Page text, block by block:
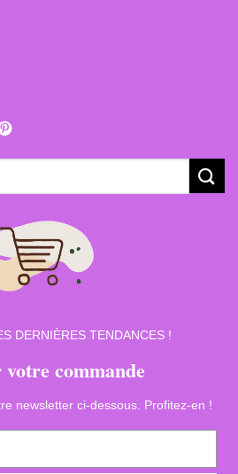
DERNIÈRES TENDANCES !
commande
newsletter ci-dessous. Profitez-en !